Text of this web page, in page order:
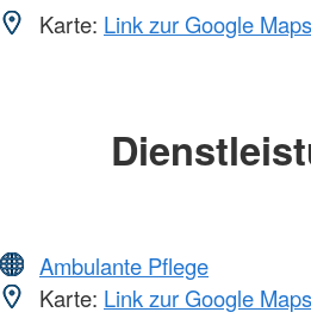
Karte: Link zur Google
Ambulante Pflege
Karte: Link zur Google